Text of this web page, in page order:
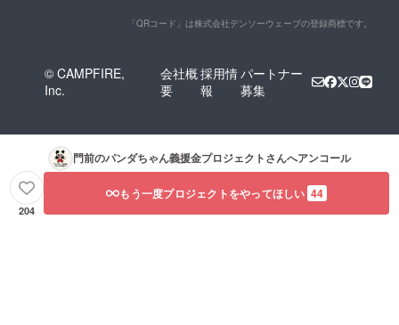
「QRコード」は株式会社デンソーウェーブの登録商標です。
© CAMPFIRE,
Inc.
会社概
要
採用情
報
パートナー
募集
門前のパンダちゃん義援金プロジェクトさんへアンコール
204
もう一度プロジェクトをやってほしい 44